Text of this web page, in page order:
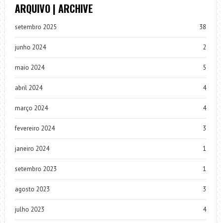
ARQUIVO | ARCHIVE
setembro 2025 38
junho 2024 2
maio 2024 5
abril 2024 4
março 2024 4
fevereiro 2024 3
janeiro 2024 1
setembro 2023 1
agosto 2023 3
julho 2023 4